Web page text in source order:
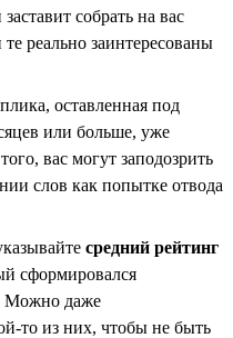
собрать на вас
реально заинтересованы
оставленная под
или больше, уже
вас могут заподозрить
слов как попытке отвода
средний рейтинг
сформировался
Можно даже
то из них, чтобы не быть